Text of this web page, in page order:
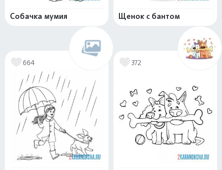
Собачка мумия Щенок с бантом
664 372